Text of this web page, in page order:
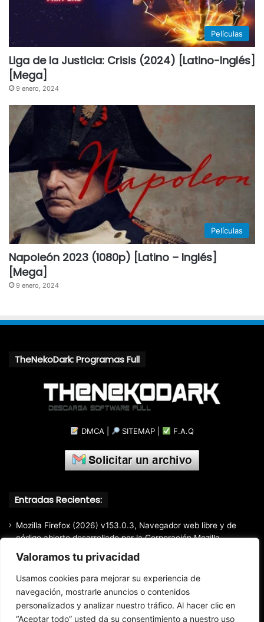
Valoramos tu privacidad
Usamos cookies para mejorar su experiencia de
navegación, mostrarle anuncios o contenidos
personalizados y analizar nuestro tráfico. Al hacer clic en
“Aceptar todo” usted da su consentimiento a nuestro uso
Películas
Liga de la Justicia: Crisis (2024) [Latino-Inglés]
[Mega]
9 enero, 2024
Películas
Napoleón 2023 (1080p) [Latino – Inglés]
[Mega]
9 enero, 2024
TheNekoDark: Programas Full
DMCA SITEMAP F.A.Q
Entradas Recientes:
Mozilla Firefox (2026) v153.0.3, Navegador web libre y de
código abierto​ desarrollado por la Corporación Mozilla
Total Audio Converter v6.1.0.305, Solución para convertir o
Markdown Monster (2026) Full Español [Mega]
Advanced Renamer Commercial (2026) 4.24, Extracción de
información de archivos multimedia fácil y rápido.